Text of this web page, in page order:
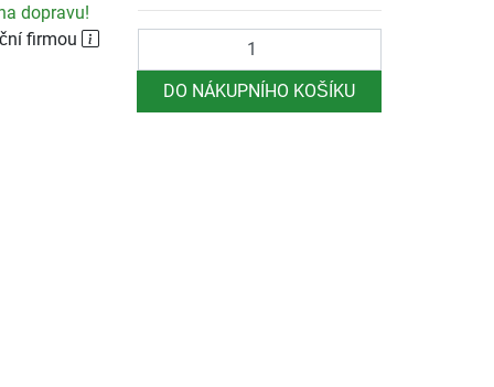
dopravu!
firmou
DO NÁKUPNÍHO KOŠÍKU